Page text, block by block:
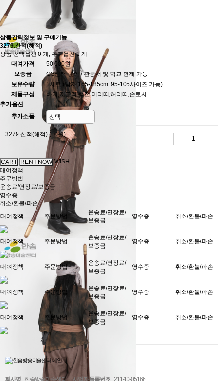
상품간략정보 및 구매기능
3279.산적(해적)
상품 선택옵션 0 개, 추가옵션 1 개
대여가격
50,000원
보증금
CS센터 문의 / 관공서 및 학교 면제 가능
보유수량
1세트 (남자 165-185cm, 95-105사이즈 가능)
제품구성
바지,저고리,행전,머리띠,허리띠,손토시
추가옵션
추가소품
3279.산적(해적) (+0원)
WISH
대여정책
주문방법
운송료/연장료/보증금
영수증
취소/환불/파손
대여정책
주문방법
운송료/연장료/
보증금
영수증 취소/환불/파손
대여정책 주문방법
운송료/연장료/
보증금
영수증 취소/환불/파손
대여정책 주문방법
운송료/연장료/
보증금
영수증 취소/환불/파손
대여정책 주문방법
운송료/연장료/
보증금
영수증 취소/환불/파손
대여정책 주문방법
운송료/연장료/
보증금
영수증 취소/환불/파손
회사명 한솜방송미술센터 사업자 등록번호 211-10-05166